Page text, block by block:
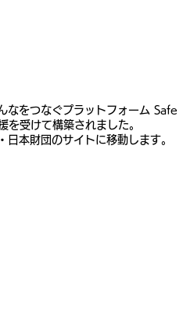
なをつなぐプラットフォーム Safe
を受けて構築されました。
本財団のサイトに移動します。